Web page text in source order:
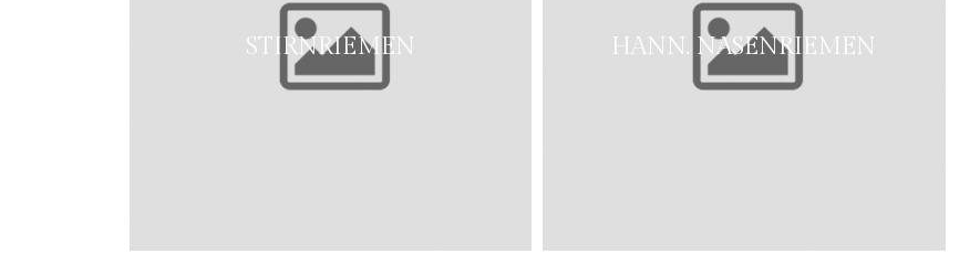
STIRNRIEMEN HANN. NASENRIEMEN